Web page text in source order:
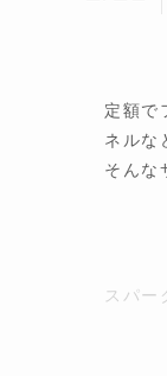
定額で
ネルな
そんな
スパ